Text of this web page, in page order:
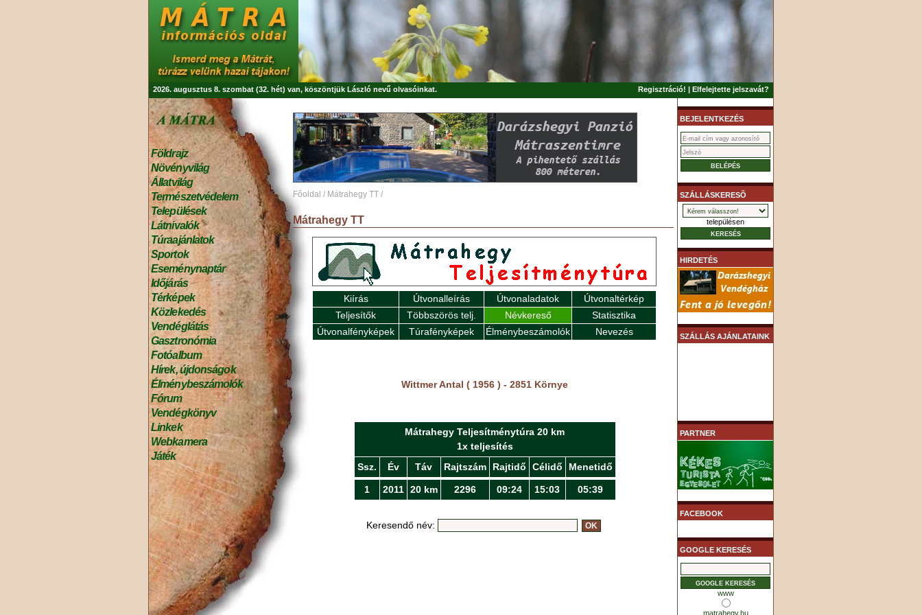
2026. augusztus 8. szombat (32. hét) van, köszöntjük László nevű olvasóinkat. Regisztráció! | Elfelejtette jelszavát?
Földrajz
Növényvilág
Állatvilág
Természetvédelem
Települések
Látnivalók
Túraajánlatok
Sportok
Eseménynaptár
Időjárás
Térképek
Közlekedés
Vendéglátás
Gasztronómia
Fotóalbum
Hírek, újdonságok
Élménybeszámolók
Fórum
Vendégkönyv
Linkek
Webkamera
Játék
Főoldal / Mátrahegy TT /
Mátrahegy TT
Kiírás Útvonalleírás Útvonaladatok
Útvonaltérkép
Teljesítők
Többszörös telj. Névkereső
Statisztika
Útvonalfényképek
Túrafényképek Élménybeszámolók Nevezés
Wittmer Antal ( 1956 ) - 2851 Környe
Mátrahegy Teljesítménytúra 20 km
1x teljesítés
Ssz.
Év Táv Rajtszám Rajtidő Célidő Menetidő
1 2011 20 km 2296 09:24 15:03 05:39
Keresendő név:
BEJELENTKEZÉS
SZÁLLÁSKERESÕ
településen
HIRDETÉS
SZÁLLÁS AJÁNLATAINK
PARTNER
FACEBOOK
GOOGLE KERESÉS
www
matrahegy.hu